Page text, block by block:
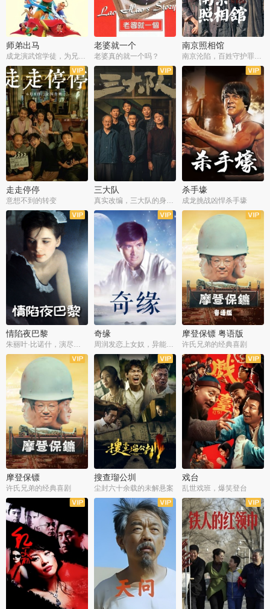
师弟出马
成龙演武馆学徒，为兄搏命战黑道
老婆就一个
老婆真的就一个吗？
南京照相馆
南京沦陷，百姓守护罪证底片
走走停停
意想不到的转变
三大队 杀手壕
成龙挑战凶悍杀手壕
情陷夜巴黎
朱丽叶·比诺什，演尽失爱之痛
奇缘
周润发恋上女奴，异能护体战邪派
摩登保镖 粤语版
许氏兄弟的经典喜剧
摩登保镖
许氏兄弟的经典喜剧
搜查瑠公圳
尘封六十余载的未解悬案
戏台
乱世戏班，爆笑登台